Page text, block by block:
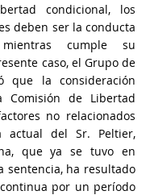
condicional, los
deben ser la conducta
cumple su
caso, el Grupo de
que la consideración
de Libertad
no relacionados
actual del Sr. Peltier,
que ya se tuvo en
sentencia, ha resultado
por un período